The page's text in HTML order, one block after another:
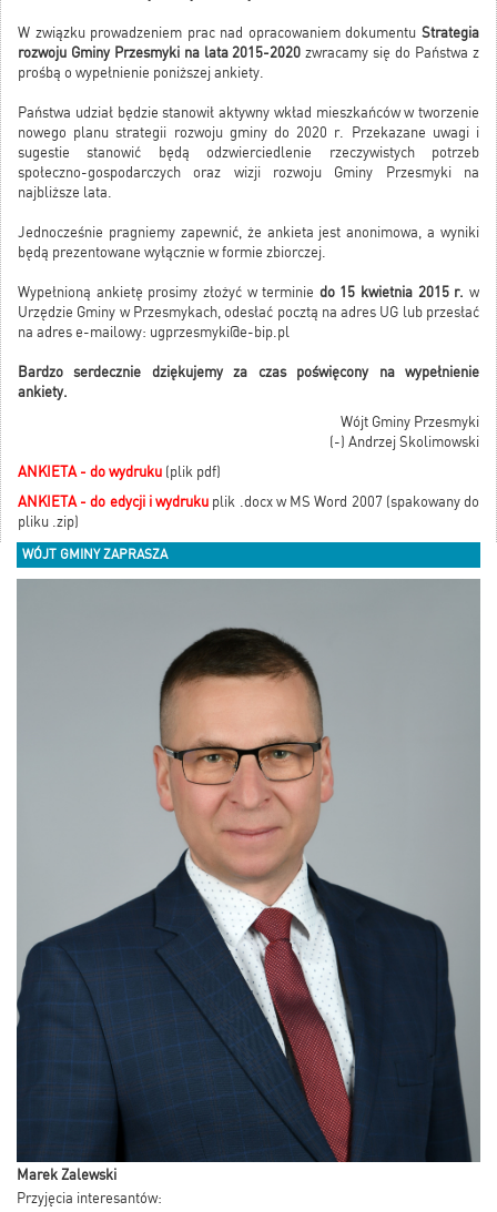
W związku prowadzeniem prac nad opracowaniem dokumentu Strategia
rozwoju Gminy Przesmyki na lata 2015-2020zwracamy się do Państwa z
prośbą o wypełnienie poniższej ankiety.
Państwa udział będzie stanowił aktywny wkład mieszkańców w tworzenie
nowego planu strategii rozwoju gminy do 2020 r. Przekazane uwagi i
sugestie stanowić będą odzwierciedlenie rzeczywistych potrzeb
społeczno-gospodarczych oraz wizji rozwoju Gminy Przesmyki na
najbliższe lata.
Jednocześnie pragniemy zapewnić, że ankieta jest anonimowa, a wyniki
będą prezentowane wyłącznie w formie zbiorczej.
Wypełnioną ankietę prosimy złożyć w terminie do 15 kwietnia 2015 r. w
Urzędzie Gminy w Przesmykach, odesłać pocztą na adres UG lub przesłać
na adres e-mailowy: ugprzesmyki@e-bip.pl
Bardzo serdecznie dziękujemy za czas poświęcony na wypełnienie
ankiety.
Wójt Gminy Przesmyki
(-) Andrzej Skolimowski
ANKIETA - do wydruku (plik pdf)
ANKIETA - do edycji i wydruku plik .docx w MS Word 2007 (spakowany do
pliku .zip)
WÓJT GMINY ZAPRASZA
Marek Zalewski
Przyjęcia interesantów: